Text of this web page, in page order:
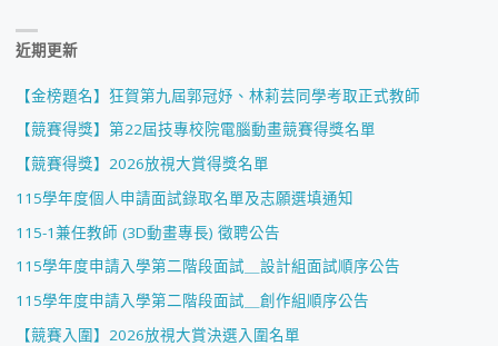
近期更新
【金榜題名】狂賀第九屆郭冠妤、林莉芸同學考取正式教師
【競賽得獎】第22屆技專校院電腦動畫競賽得獎名單
【競賽得獎】2026放視大賞得獎名單
115學年度個人申請面試錄取名單及志願選填通知
115-1兼任教師 (3D動畫專長) 徵聘公告
115學年度申請入學第二階段面試＿設計組面試順序公告
115學年度申請入學第二階段面試＿創作組順序公告
【競賽入圍】2026放視大賞決選入圍名單